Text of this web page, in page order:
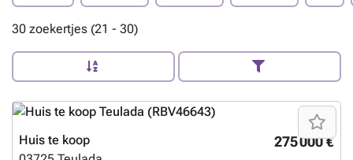
30 zoekertjes (21 - 30)
275 000 €
Huis te koop